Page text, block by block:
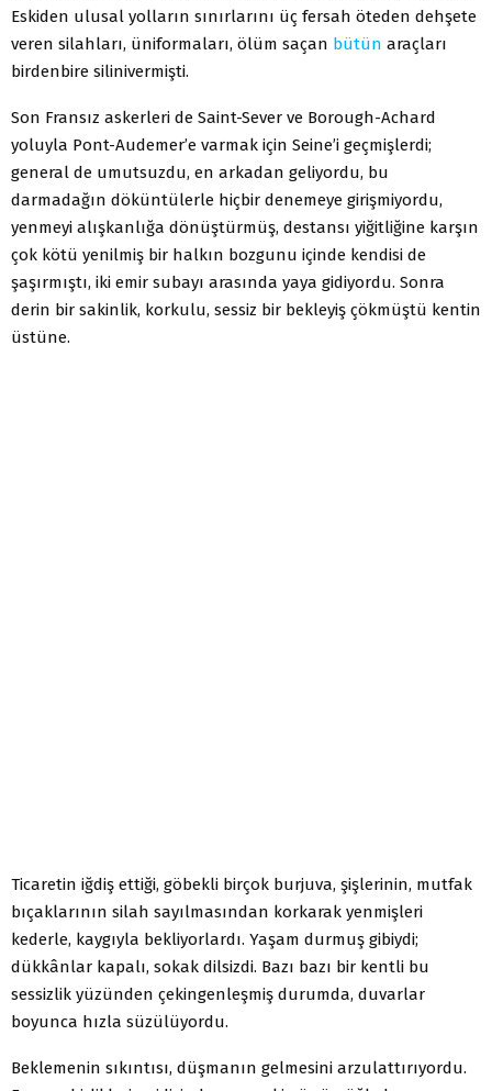
Eskiden ulusal yolların sınırlarını üç fersah öteden dehşete
veren silahları, üniformaları, ölüm saçan bütün araçları
birdenbire silinivermişti.
Son Fransız askerleri de Saint-Sever ve Borough-Achard
yoluyla Pont-Audemer’e varmak için Seine’i geçmişlerdi;
general de umutsuzdu, en arkadan geliyordu, bu
darmadağın döküntülerle hiçbir denemeye girişmiyordu,
yenmeyi alışkanlığa dönüştürmüş, destansı yiğitliğine karşın
çok kötü yenilmiş bir halkın bozgunu içinde kendisi de
şaşırmıştı, iki emir subayı arasında yaya gidiyordu. Sonra
derin bir sakinlik, korkulu, sessiz bir bekleyiş çökmüştü kentin
üstüne.
Ticaretin iğdiş ettiği, göbekli birçok burjuva, şişlerinin, mutfak
bıçaklarının silah sayılmasından korkarak yenmişleri
kederle, kaygıyla bekliyorlardı. Yaşam durmuş gibiydi;
dükkânlar kapalı, sokak dilsizdi. Bazı bazı bir kentli bu
sessizlik yüzünden çekingenleşmiş durumda, duvarlar
boyunca hızla süzülüyordu.
Beklemenin sıkıntısı, düşmanın gelmesini arzulattırıyordu.